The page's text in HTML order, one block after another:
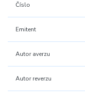
Číslo
Emitent
Autor averzu
Autor reverzu